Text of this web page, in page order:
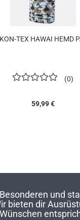
TEX HAWAI HEMD
0
59,99 €
und
bieten dir
Wünschen